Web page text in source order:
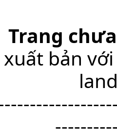
Trang
bản